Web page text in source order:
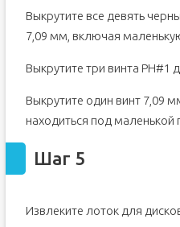
Выкрутите все девять
7,09 мм, включая
Выкрутите три винта
Выкрутите один винт 7,09
находиться под
Шаг 5
Извлеките лоток для